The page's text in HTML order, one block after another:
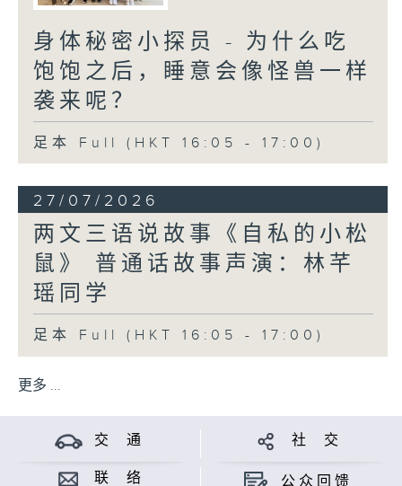
身体秘密小探员 - 为什么吃
饱饱之后，睡意会像怪兽一样
袭来呢？
足本 Full (HKT 16:05 - 17:00)
27/07/2026
两文三语说故事《自私的小松
鼠》 普通话故事声演：林芊
瑶同学
足本 Full (HKT 16:05 - 17:00)
更多 ...
交 通 社 交
联 络 公众回馈